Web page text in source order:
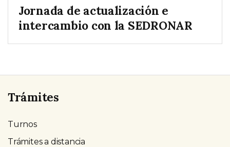
Jornada de actualización e
intercambio con la SEDRONAR
Trámites
Turnos
Trámites a distancia